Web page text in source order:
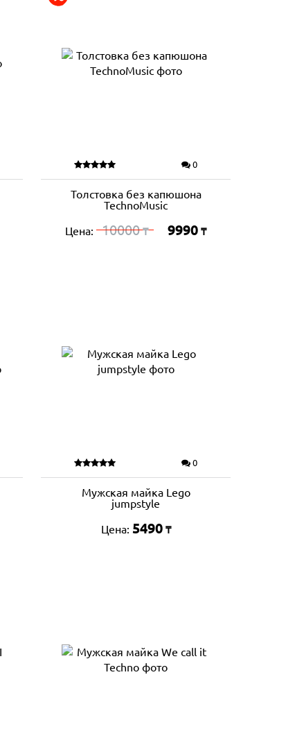
0
Толстовка без капюшона
TechnoMusic
Цена: 10000₸ 9990 ₸
0
Мужская майка Lego
jumpstyle
Цена: 5490 ₸